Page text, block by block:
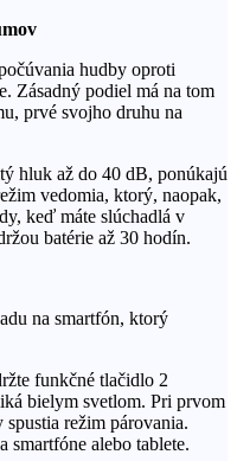
hudby oproti
Zásadný podiel má na tom
prvé svojho druhu na
hluk až do 40 dB, ponúkajú
vedomia, ktorý, naopak,
keď máte slúchadlá v
batérie až 30 hodín.
na smartfón, ktorý
funkčné tlačidlo 2
bielym svetlom. Pri prvom
režim párovania.
smartfóne alebo tablete.